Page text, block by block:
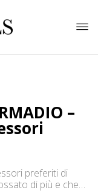
–
preferiti di
di più e che